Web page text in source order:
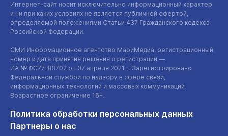
Интернет-сайт носит исключительно информационный характер
и ни при каких условиях не является публичной офертой,
определяемой положениями Статьи 437 Гражданского кодекса
Российской Федерации.
СМИ Информационное агентство МариМедиа, регистрационный
номер и дата принятия решения о регистрации —
ИА № ФС77-80702 от 07 апреля 2021 г. Зарегистрировано
Федеральной службой по надзору в сфере связи,
информационных технологий и массовых коммуникаций.
Возрастное ограничение 16+.
Политика обработки персональных данных
Партнеры о нас